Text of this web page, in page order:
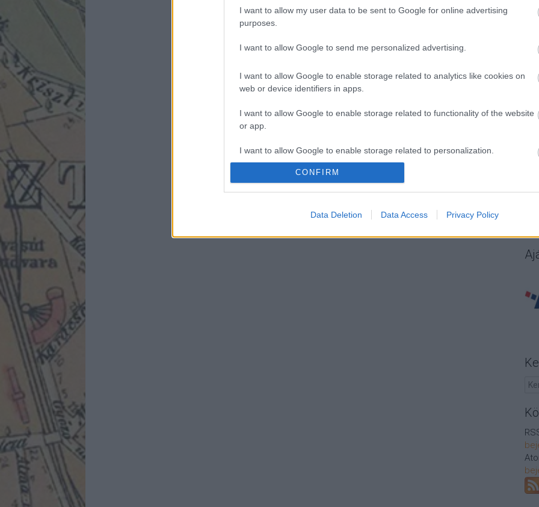
I want to allow my user data to be sent to Google for online advertising
purposes.
I want to allow Google to send me personalized advertising.
I want to allow Google to enable storage related to analytics like cookies on
web or device identifiers in apps.
I want to allow Google to enable storage related to functionality of the website
or app.
I want to allow Google to enable storage related to personalization.
authentication functionality and fraud prevention, and other user protection.
CONFIRM
Data Deletion Data Access Privacy Policy
A
A
A
A